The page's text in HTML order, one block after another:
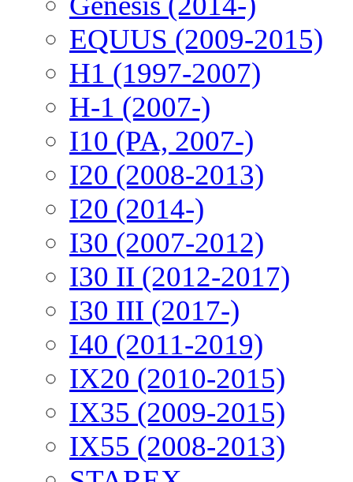
EQUUS (2009-2015)
H1 (1997-2007)
H-1 (2007-)
I10 (PA, 2007-)
I20 (2008-2013)
I20 (2014-)
I30 (2007-2012)
I30 II (2012-2017)
I30 III (2017-)
I40 (2011-2019)
IX20 (2010-2015)
IX35 (2009-2015)
IX55 (2008-2013)